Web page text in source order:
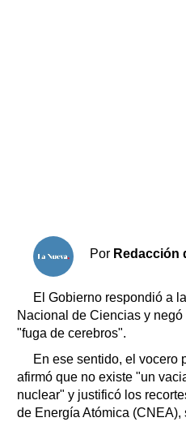
Por Redacción
El Gobierno respondió a
Nacional de Ciencias y
"fuga de cerebros".
En ese sentido, el vocero
afirmó que no existe "un
nuclear" y justificó los
de Energía Atómica